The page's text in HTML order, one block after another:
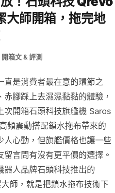
大師開箱，拖完地
開箱文 & 評測
直是消費者最在意的環節之
腳踩上去濕濕黏黏的體驗，
次開箱石頭科技旗艦機 Saros
頻震動搭配鎖水拖布帶來的
人心動，但旗艦價格也讓一些
言問有沒有更平價的選擇。
器人品牌石頭科技推出的
師，就是把鎖水拖布技術下